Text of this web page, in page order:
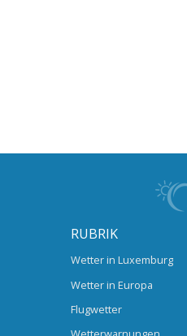
RUBRIK
Wetter in Luxemburg
Wetter in Europa
Flugwetter